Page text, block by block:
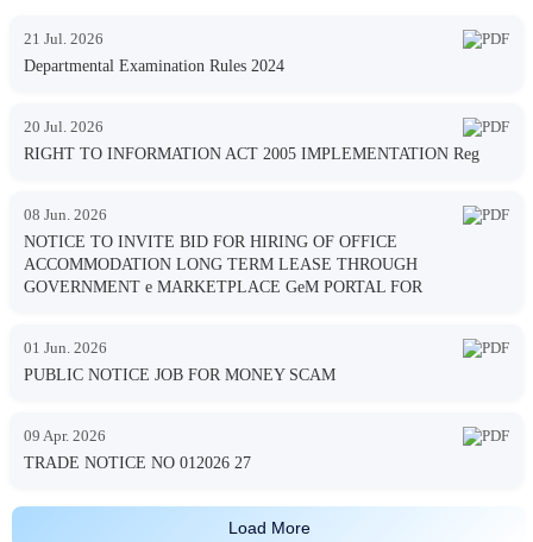
21 Jul. 2026
Departmental Examination Rules 2024
20 Jul. 2026
RIGHT TO INFORMATION ACT 2005 IMPLEMENTATION Reg
08 Jun. 2026
NOTICE TO INVITE BID FOR HIRING OF OFFICE
ACCOMMODATION LONG TERM LEASE THROUGH
GOVERNMENT e MARKETPLACE GeM PORTAL FOR
01 Jun. 2026
PUBLIC NOTICE JOB FOR MONEY SCAM
09 Apr. 2026
TRADE NOTICE NO 012026 27
Load More